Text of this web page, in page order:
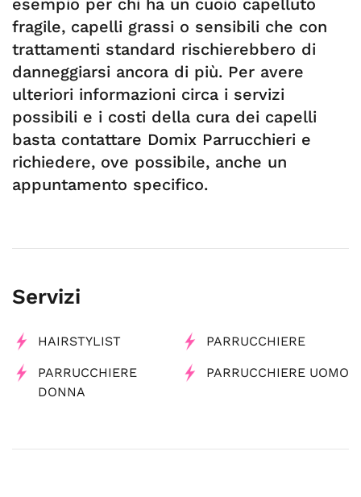
esempio per chi ha un cuoio capelluto
fragile, capelli grassi o sensibili che con
trattamenti standard rischierebbero di
danneggiarsi ancora di più. Per avere
ulteriori informazioni circa i servizi
possibili e i costi della cura dei capelli
basta contattare Domix Parrucchieri e
richiedere, ove possibile, anche un
appuntamento specifico.
Servizi
HAIRSTYLIST PARRUCCHIERE
PARRUCCHIERE
DONNA
PARRUCCHIERE UOMO